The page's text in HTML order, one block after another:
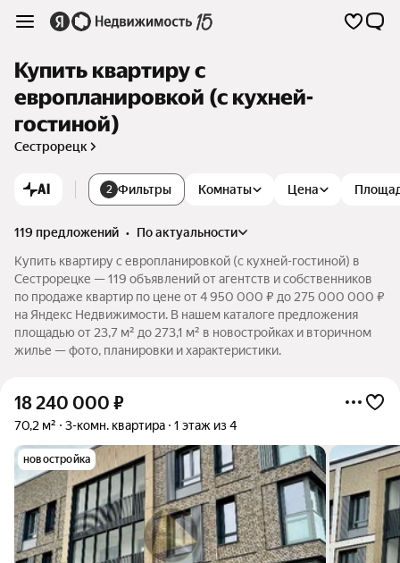
Купить квартиру с
европланировкой (с кухней-
гостиной)
Сестрорецк
AI 2 Фильтры Комнаты Цена
119 предложений •
по актуальности
Купить квартиру с европланировкой (с кухней-гостиной) в
Сестрорецке — 119 объявлений от агентств и собственников
по продаже квартир по цене от 4 950 000 ₽ до 275 000 000 ₽
на Яндекс Недвижимости. В нашем каталоге предложения
площадью от 23,7 м² до 273,1 м² в новостройках и вторичном
жилье — фото, планировки и характеристики.
18 240 000 ₽
70,2 м² 3-комн. квартира 1 этаж из 4
новостройка